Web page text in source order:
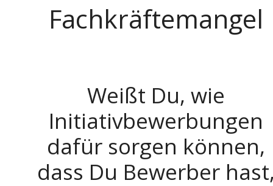
Fachkräftemangel
Weißt Du, wie
Initiativbewerbungen
dafür sorgen können,
dass Du Bewerber